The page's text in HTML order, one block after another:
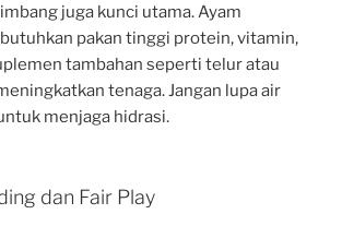
juga kunci utama. Ayam
pakan tinggi protein, vitamin,
tambahan seperti telur atau
tenaga. Jangan lupa air
menjaga hidrasi.
dan Fair Play